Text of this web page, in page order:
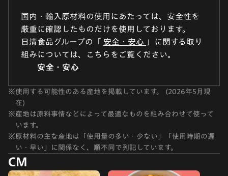
国内・輸入原材料の使用にあたっては、安全性を
厳重に確認したものだけを使用しております。
日清食品グループの「 安全・安心 」に関する取り
組みについては、こちらをご覧ください。
安全・安心
※使用する可能性のある産地を掲載しています。 (2026年5月現
在)
※産地は原料事情などによって最適なものを組み合わせて使って
います。
※原材料の主な産地は「使用量の多い・少ない」「使用時期の遅
い・早い」に関係なく、順不同で列記しています。
CM